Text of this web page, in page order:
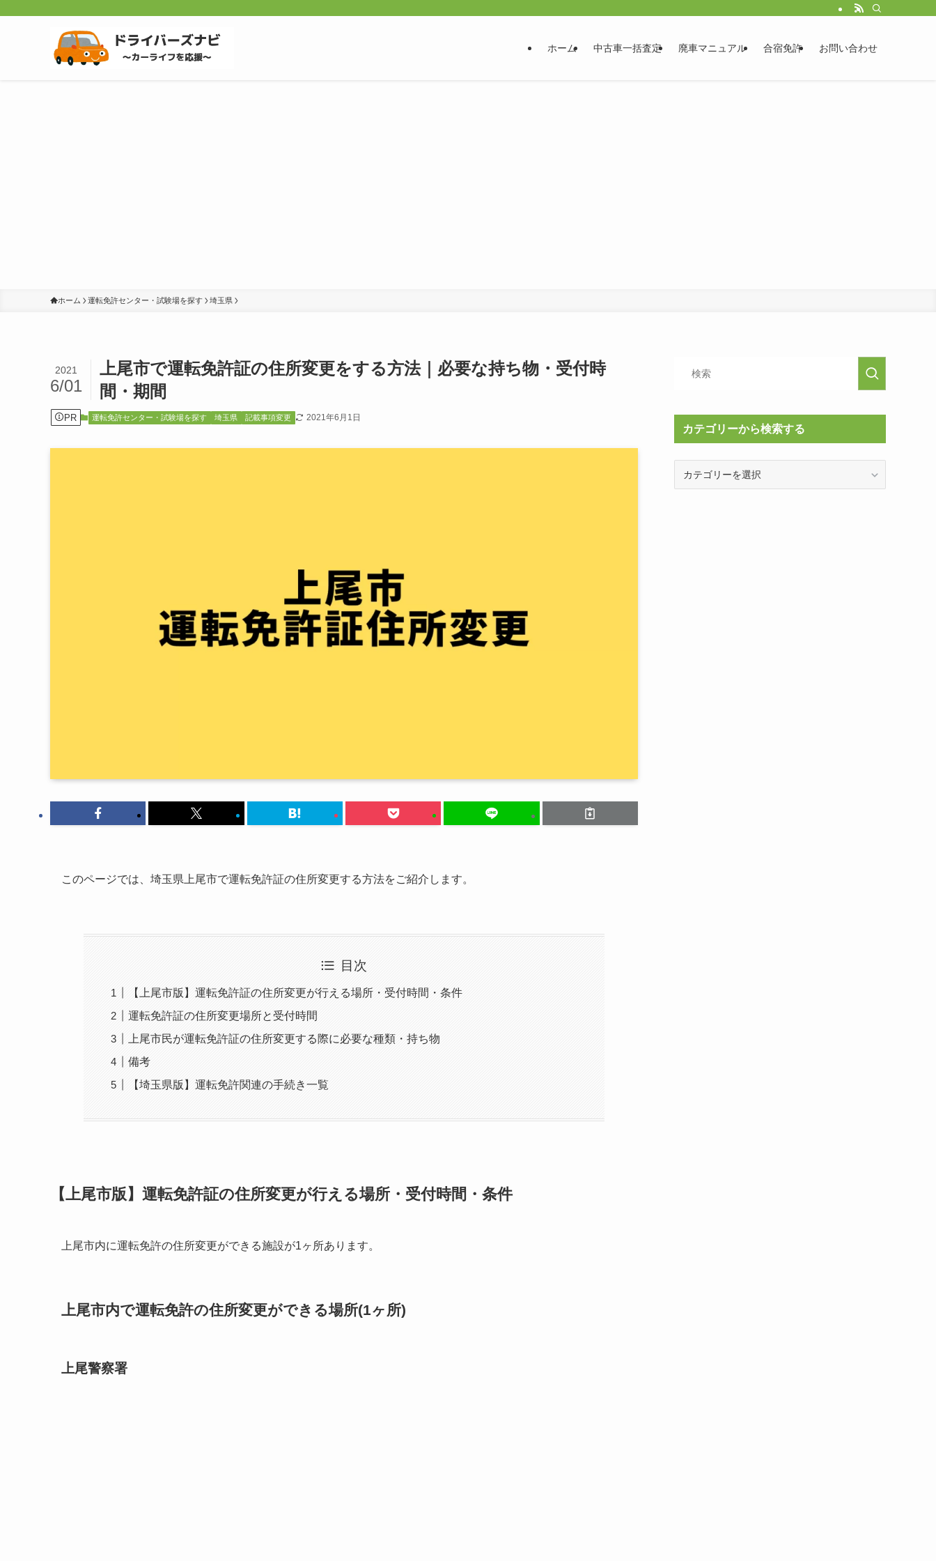
ホーム 中古車一括査定 廃車マニュアル 合宿免許 お問い合わせ
ホーム 運転免許センター・試験場を探す 埼玉県
上尾市で運転免許証の住所変更をする方法｜必要な持ち物・受付時
間・期間
2021
6/01
PR 運転免許センター・試験場を探す 埼玉県 記載事項変更 2021年6月1日
このページでは、埼玉県上尾市で運転免許証の住所変更する方法をご紹介します。
目次
【上尾市版】運転免許証の住所変更が行える場所・受付時間・条件
運転免許証の住所変更場所と受付時間
上尾市民が運転免許証の住所変更する際に必要な種類・持ち物
備考
【埼玉県版】運転免許関連の手続き一覧
【上尾市版】運転免許証の住所変更が行える場所・受付時間・条件
上尾市内に運転免許の住所変更ができる施設が1ヶ所あります。
上尾市内で運転免許の住所変更ができる場所(1ヶ所)
上尾警察署
カテゴリーから検索する